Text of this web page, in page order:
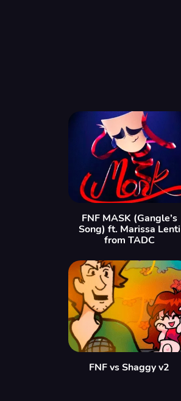
FNF MASK (Gangle’s
Song) ft. Marissa Lenti
from TADC
FNF vs Shaggy v2